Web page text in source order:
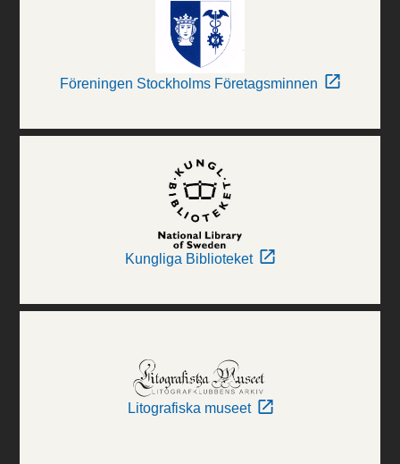
Föreningen Stockholms Företagsminnen
Kungliga Biblioteket
Litografiska museet